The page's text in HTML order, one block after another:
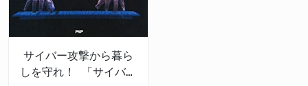
サイバー攻撃から暮ら
しを守れ！ 「サイバー